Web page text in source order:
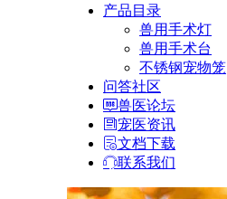
产品目录
兽用手术灯
兽用手术台
不锈钢宠物笼
问答社区
兽医论坛
宠医资讯
文档下载
联系我们